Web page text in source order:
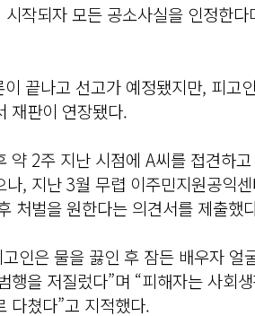
시작되자 모든 공소사실을 인정한
끝나고 선고가 예정됐지만, 피고
재판이 연장됐다.
약 2주 지난 시점에 A씨를 접견하
나, 지난 3월 무렵 이주민지원공익
처벌을 원한다는 의견서를 제출했
인은 물을 끓인 후 잠든 배우자 얼
행을 저질렀다”며 “피해자는 사회
다쳤다”고 지적했다.